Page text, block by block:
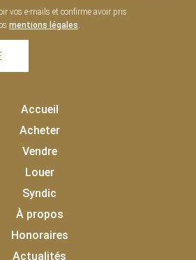
vos e-mails et confirme avoir pris
mentions légales.
Accueil
Acheter
Vendre
Louer
Syndic
À propos
Honoraires
Actualités